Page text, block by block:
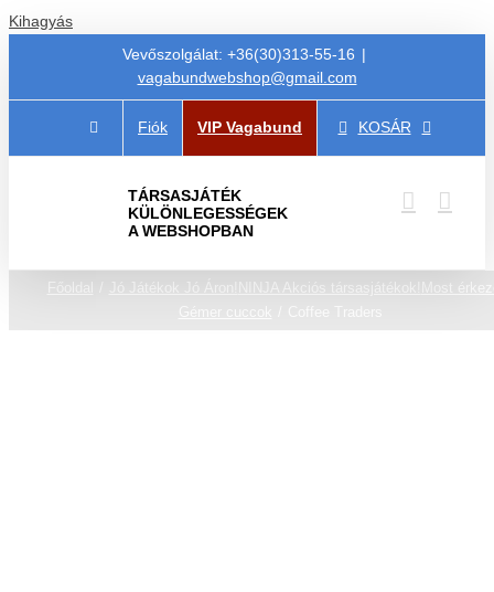
Kihagyás
Vevőszolgálat: +36(30)313-55-16 |
vagabundwebshop@gmail.com
Fiók VIP Vagabund KOSÁR
TÁRSASJÁTÉK
KÜLÖNLEGESSÉGEK
A WEBSHOPBAN
Főoldal Jó Játékok Jó Áron! NINJA Akciós társasjátékok!